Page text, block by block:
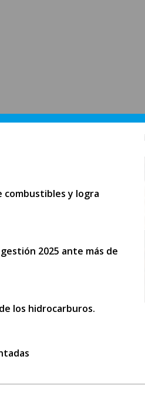
combustibles y logra
2025 ante más de
los hidrocarburos.